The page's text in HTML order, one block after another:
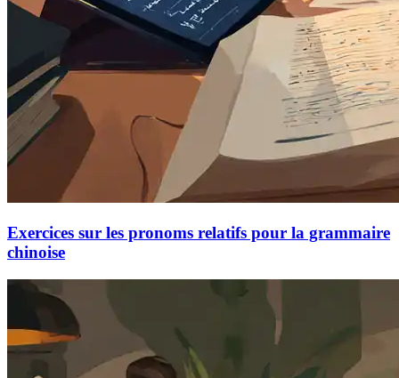
Exercices sur les pronoms relatifs pour la grammaire
chinoise